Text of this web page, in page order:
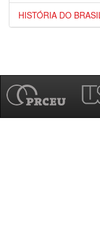
HISTÓRIA DO